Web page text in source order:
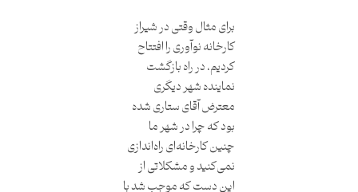
برای مثال وقتی در شیراز
کارخانه نوآوری را افتتاح
کردیم، در راه بازگشت
نماینده شهر دیگری
معترض آقای ستاری شده
بود که چرا در شهر ما
چنین کارخانه‌ای راه‌اندازی
نمی‌کنید و مشکلاتی از
این دست که موجب شد با